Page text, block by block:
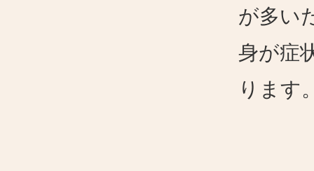
が多い
身が症
ります